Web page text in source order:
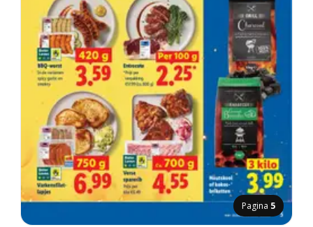
Pagina 5